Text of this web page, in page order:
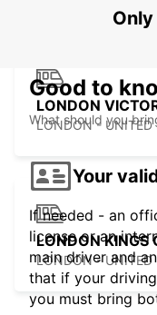
LONDON
LONDON - UNITED
LONDON KINGS
LONDON - UNITED
Good to
What should you
Your
If needed - an
license or an
main driver and
that if your
you must bring